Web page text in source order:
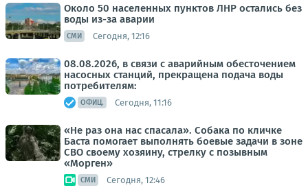
Около 50 населенных пунктов ЛНР остались без
воды из-за аварии
СМИ Сегодня, 12:16
08.08.2026, в связи с аварийным обесточением
насосных станций, прекращена подача воды
потребителям:
ОФИЦ. Сегодня, 11:16
«Не раз она нас спасала». Собака по кличке
Баста помогает выполнять боевые задачи в зоне
СВО своему хозяину, стрелку с позывным
«Морген»
СМИ Сегодня, 12:46